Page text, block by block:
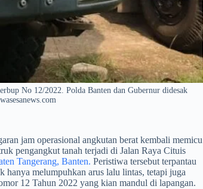
No 12/2022. Polda Banten dan Gubernur didesak
jam operasional angkutan berat kembali memicu
pengangkut tanah terjadi di Jalan Raya Cituis
Tangerang, Banten. Peristiwa tersebut terpantau
melumpuhkan arus lalu lintas, tetapi juga
12 Tahun 2022 yang kian mandul di lapangan.